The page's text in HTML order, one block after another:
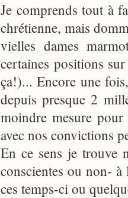
Je comprends tout à
chrétienne, mais
vielles dames
certaines positions
ça!)... Encore une
depuis presque 2
moindre mesure
avec nos convictions
En ce sens je trouve
conscientes ou non-
ces temps-ci ou